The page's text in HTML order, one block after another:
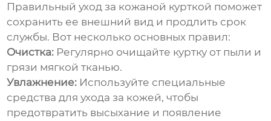
Правильный уход за кожаной курткой поможет
сохранить ее внешний вид и продлить срок
службы. Вот несколько основных правил:
Очистка: Регулярно очищайте куртку от пыли и
грязи мягкой тканью.
Увлажнение: Используйте специальные
средства для ухода за кожей, чтобы
предотвратить высыхание и появление